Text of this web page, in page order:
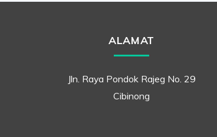
ALAMAT
Jln. Raya Pondok Rajeg No. 29
Cibinong